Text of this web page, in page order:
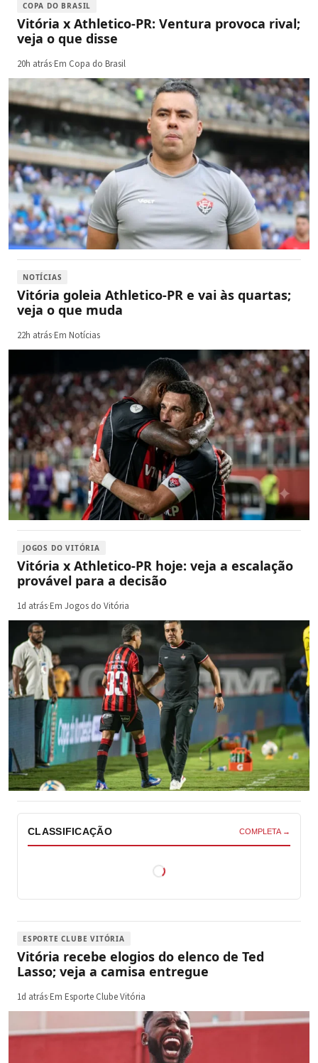
COPA DO BRASIL
Vitória x Athletico-PR: Ventura provoca rival;
veja o que disse
20h atrás·Em Copa do Brasil
NOTÍCIAS
Vitória goleia Athletico-PR e vai às quartas;
veja o que muda
22h atrás·Em Notícias
JOGOS DO VITÓRIA
Vitória x Athletico-PR hoje: veja a escalação
provável para a decisão
1d atrás·Em Jogos do Vitória
CLASSIFICAÇÃO COMPLETA →
ESPORTE CLUBE VITÓRIA
Vitória recebe elogios do elenco de Ted
Lasso; veja a camisa entregue
1d atrás·Em Esporte Clube Vitória